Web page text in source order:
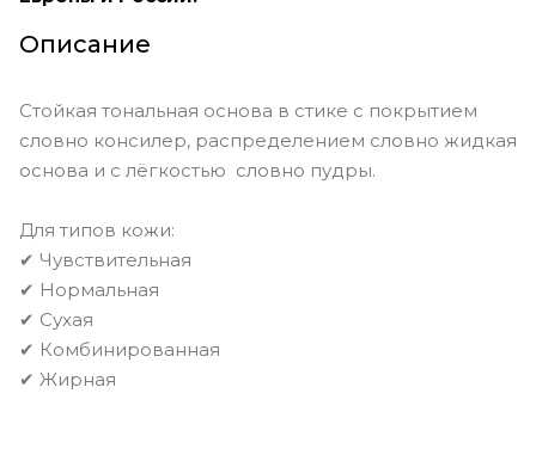
Nude Porcelain Sable
Walnut
Warm Ivory
Описание
Стойкая тональная основа в стике с покрытием
словно консилер, распределением словно жидкая
основа и с лёгкостью словно пудры.
Для типов кожи:
✔ Чувствительная
✔ Нормальная
✔ Сухая
✔ Комбинированная
✔ Жирная